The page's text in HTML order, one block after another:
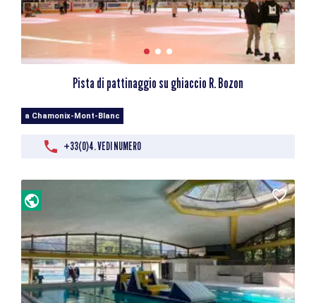
Pista di pattinaggio su ghiaccio R. Bozon
a Chamonix-Mont-Blanc
+33(0)4. VEDI NUMERO